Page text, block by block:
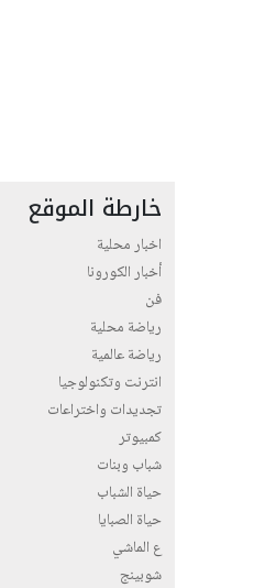
خارطة الموقع
اخبار محلية
أخبار الكورونا
فن
رياضة محلية
رياضة عالمية
انترنت وتكنولوجيا
تجديدات واختراعات
كمبيوتر
شباب وبنات
حياة الشباب
حياة الصبايا
ع الماشي
شوبينج